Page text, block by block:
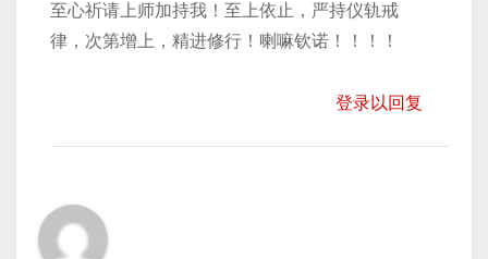
至心祈请上师加持我！至上依止，严持仪轨戒
律，次第增上，精进修行！喇嘛钦诺！！！！
登录以回复